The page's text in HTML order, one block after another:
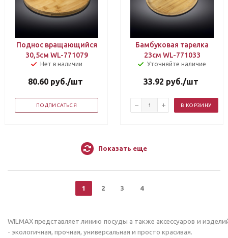
Поднос вращающийся
30,5см WL-771079
Нет в наличии
80.60 руб./шт
ПОДПИСАТЬСЯ
Бамбуковая тарелка
23см WL-771033
Уточняйте наличие
33.92 руб./шт
В КОРЗИНУ
Показать еще
1 2 3 4
WILMAX представляет линию посуды а также аксессуаров и
- экологичная, прочная, универсальная и просто красивая.